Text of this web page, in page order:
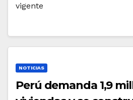
vigente
NOTICIAS
Perú demanda 1,9